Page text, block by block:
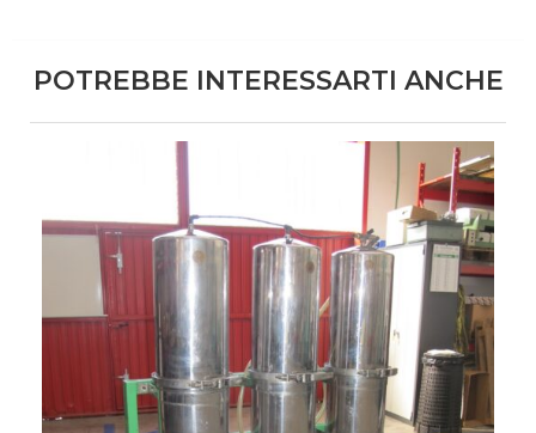
POTREBBE INTERESSARTI ANCHE